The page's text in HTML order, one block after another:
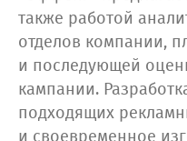
также работой
отделов компании,
и последующей
кампании.
подходящих